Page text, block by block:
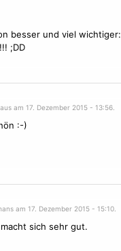
besser und viel wichtiger:
;DD
am 17. Dezember 2015 - 13:56.
:-)
am 17. Dezember 2015 - 15:10.
sich sehr gut.